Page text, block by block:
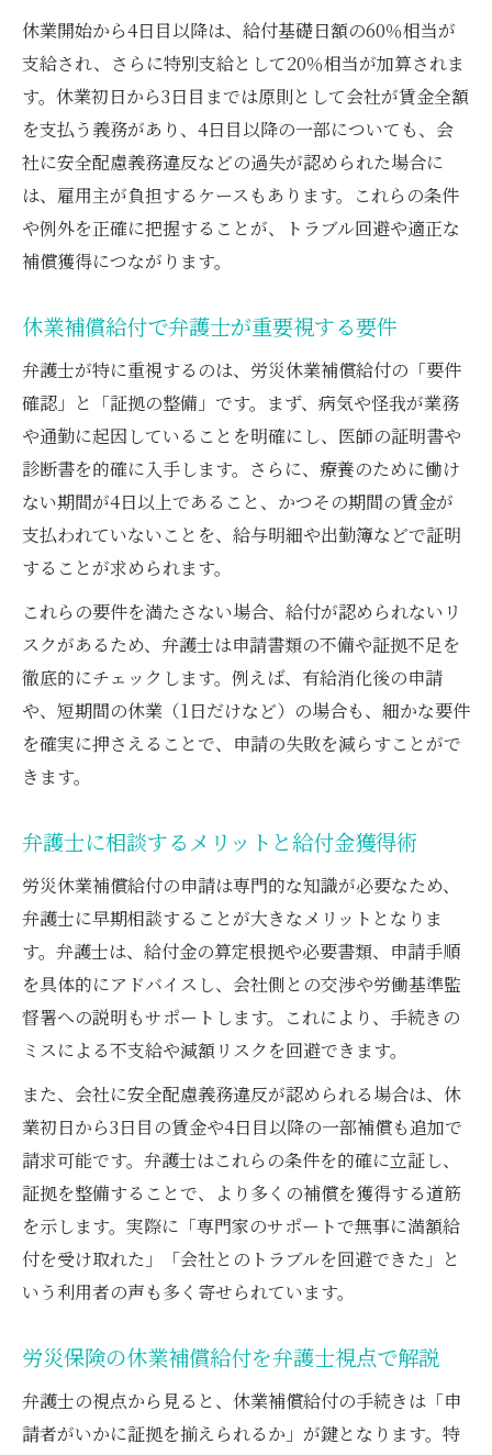
弁護士のサポートでスムーズな申請を実現
弁護士が解説する申請時のトラブル対策
労災給付いつもらえるか不安な方へ
弁護士が解説する労災給付の受取時期
弁護士に相談したい給付開始タイミングの
目安
活用法
弁護士が伝授する給付遅延時の対応策
弁護士が答える「いつもらえる？」への解
決法
医師の証明が必要な休業補償の実際
弁護士が伝える医師証明取得のポイント
弁護士も重視する医師の証明書の重要性
解説
弁護士が教える証明書準備と申請の流れ
弁護士と医師証明の不備を防ぐ方法
休業開始から4日目以降は、給付基礎日額の60％相当が
支給され、さらに特別支給として20％相当が加算されま
す。休業初日から3日目までは原則として会社が賃金全額
を支払う義務があり、4日目以降の一部についても、会
社に安全配慮義務違反などの過失が認められた場合に
は、雇用主が負担するケースもあります。これらの条件
や例外を正確に把握することが、トラブル回避や適正な
補償獲得につながります。
休業補償給付で弁護士が重要視する要件
弁護士が特に重視するのは、労災休業補償給付の「要件
確認」と「証拠の整備」です。まず、病気や怪我が業務
や通勤に起因していることを明確にし、医師の証明書や
診断書を的確に入手します。さらに、療養のために働け
ない期間が4日以上であること、かつその期間の賃金が
支払われていないことを、給与明細や出勤簿などで証明
することが求められます。
これらの要件を満たさない場合、給付が認められないリ
スクがあるため、弁護士は申請書類の不備や証拠不足を
徹底的にチェックします。例えば、有給消化後の申請
や、短期間の休業（1日だけなど）の場合も、細かな要件
を確実に押さえることで、申請の失敗を減らすことがで
きます。
弁護士に相談するメリットと給付金獲得術
労災休業補償給付の申請は専門的な知識が必要なため、
弁護士に早期相談することが大きなメリットとなりま
す。弁護士は、給付金の算定根拠や必要書類、申請手順
を具体的にアドバイスし、会社側との交渉や労働基準監
督署への説明もサポートします。これにより、手続きの
ミスによる不支給や減額リスクを回避できます。
また、会社に安全配慮義務違反が認められる場合は、休
業初日から3日目の賃金や4日目以降の一部補償も追加で
請求可能です。弁護士はこれらの条件を的確に立証し、
証拠を整備することで、より多くの補償を獲得する道筋
を示します。実際に「専門家のサポートで無事に満額給
付を受け取れた」「会社とのトラブルを回避できた」と
いう利用者の声も多く寄せられています。
労災保険の休業補償給付を弁護士視点で解説
弁護士の視点から見ると、休業補償給付の手続きは「申
請者がいかに証拠を揃えられるか」が鍵となります。特